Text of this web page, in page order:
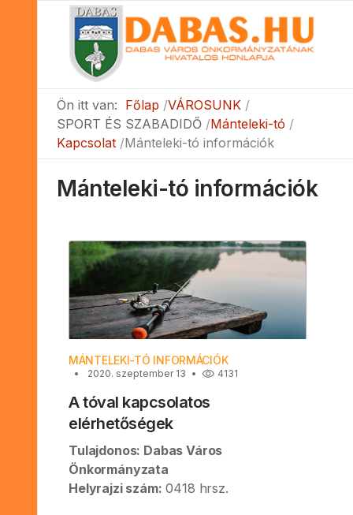
Ön itt van: Főlap VÁROSUNK
SPORT ÉS SZABADIDŐ Mánteleki-tó
Kapcsolat Mánteleki-tó információk
Mánteleki-tó információk
MÁNTELEKI-TÓ INFORMÁCIÓK
2020. szeptember 13 4131
A tóval kapcsolatos
elérhetőségek
Tulajdonos: Dabas Város
Önkormányzata
Helyrajzi szám: 0418 hrsz.